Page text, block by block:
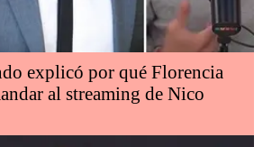
explicó por qué Florencia
al streaming de Nico